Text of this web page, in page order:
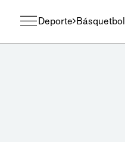
Deporte Básquetbol